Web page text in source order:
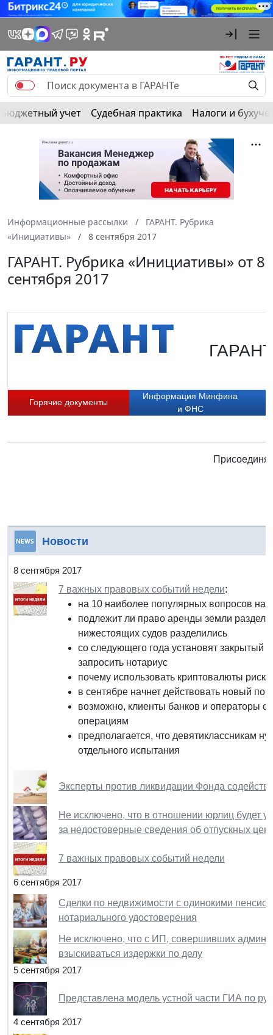
Бюджетный учет Судебная практика Налоги и
Информационные рассылки
ГАРАНТ. Рубрика
«Инициативы»
8 сентября 2017
ГАРАНТ. Рубрика «Инициативы» от 8
сентября 2017
Горячие документы
Информация Минфина
и ФНС
Новости
8 сентября 2017
7 важных правовых событий недели:
на 10 наиболее популярных вопросов
подлежит ли право аренды земли
нижестоящих судов разделились
со следующего года установят закрытый
запросить нотариус
почему использовать криптовалюты
в сентябре начнет действовать новый
возможно, клиенты банков и операторы
операциям
предполагается, что девятиклассникам
отдельного испытания
Эксперты против ликвидации Фонда
Не исключено, что в отношении юрлиц будет
за недостоверные сведения об отпускных
7 важных правовых событий недели
6 сентября 2017
Сделки по недвижимости с одинокими
нотариального удостоверения
Не исключено, что с ИП, совершивших
взыскиваться издержки по делу
5 сентября 2017
Представлена модель устной части ГИА по
4 сентября 2017